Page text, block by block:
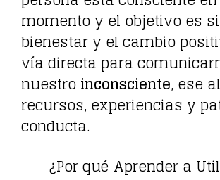
momento y el objetivo es
bienestar y el cambio
vía directa para
nuestroinconsciente, ese
recursos, experiencias y
conducta.
¿Por qué Aprender a